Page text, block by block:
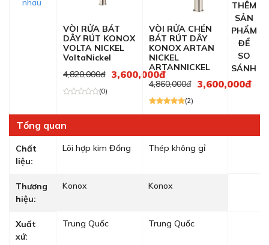
nhau
VÒI RỬA BÁT
DÂY RÚT KONOX
VOLTA NICKEL
VoltaNickel
4,820,000đ 3,600,000đ
(0)
VÒI RỬA CHÉN
BÁT RÚT DÂY
KONOX ARTAN
NICKEL
ARTANNICKEL
4,860,000đ
3,600,000đ
(2)
THÊM
SẢN
PHẨM
ĐỂ
SO
SÁNH
Tổng quan
Chất
liệu:
Lõi hợp kim Đồng Thép không gỉ
Thương
hiệu:
Konox Konox
Xuất
xứ:
Trung Quốc Trung Quốc